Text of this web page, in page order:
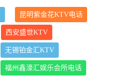
昆明紫金花KTV电话
西安盛世KTV
无锡铂金汇KTV
福州鑫濠汇娱乐会所电话